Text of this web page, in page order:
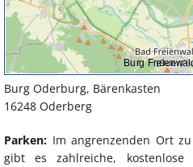
Burg Oderburg, Bärenkasten
16248 Oderberg
Parken: Im angrenzenden Ort
gibt es zahlreiche, kostenlose